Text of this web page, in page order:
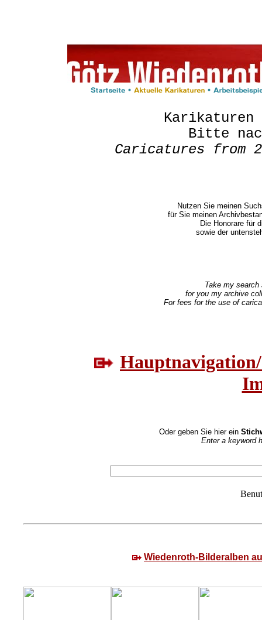
Karikaturen
Bitte
Caricatures from
Nutzen Sie meinen
für Sie meinen
Die Honorare für
sowie der
Take my
for you my archive
For fees for the use of
Oder geben Sie hier ein
Enter a keyword
Wiedenroth-Bilderalben